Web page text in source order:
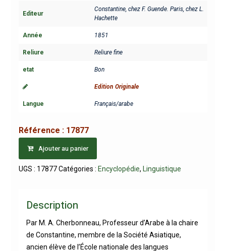
Editeur
Constantine, chez F. Guende. Paris, chez L.
Hachette
Année 1851
Reliure Reliure fine
etat Bon
Edition Originale
Langue Français/arabe
Référence : 17877
Ajouter au panier
UGS : 17877 Catégories : Encyclopédie, Linguistique
Description
Par M. A. Cherbonneau, Professeur d’Arabe à la chaire
de Constantine, membre de la Société Asiatique,
ancien élève de l’École nationale des langues